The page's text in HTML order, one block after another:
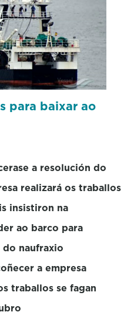
para baixar ao
a resolución do
realizará os traballos
insistiron na
ao barco para
do naufraxio
a empresa
traballos se fagan